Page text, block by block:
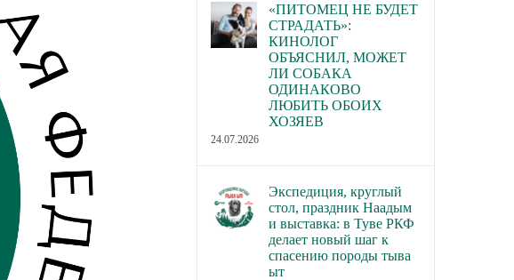
«ПИТОМЕЦ НЕ БУДЕТ
СТРАДАТЬ»:
КИНОЛОГ
ОБЪЯСНИЛ, МОЖЕТ
ЛИ СОБАКА
ОДИНАКОВО
ЛЮБИТЬ ОБОИХ
ХОЗЯЕВ
24.07.2026
Экспедиция, круглый
стол, праздник Наадым
и выставка: в Туве РКФ
делает новый шаг к
спасению породы тыва
ыт